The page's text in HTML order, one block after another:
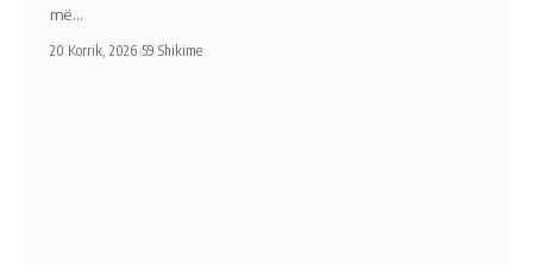
më…
20 Korrik, 2026 59 Shikime